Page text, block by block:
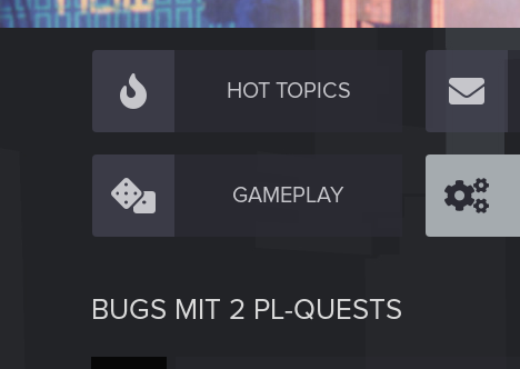
HOT TOPICS
GAMEPLAY
BUGS MIT 2 PL-QUESTS